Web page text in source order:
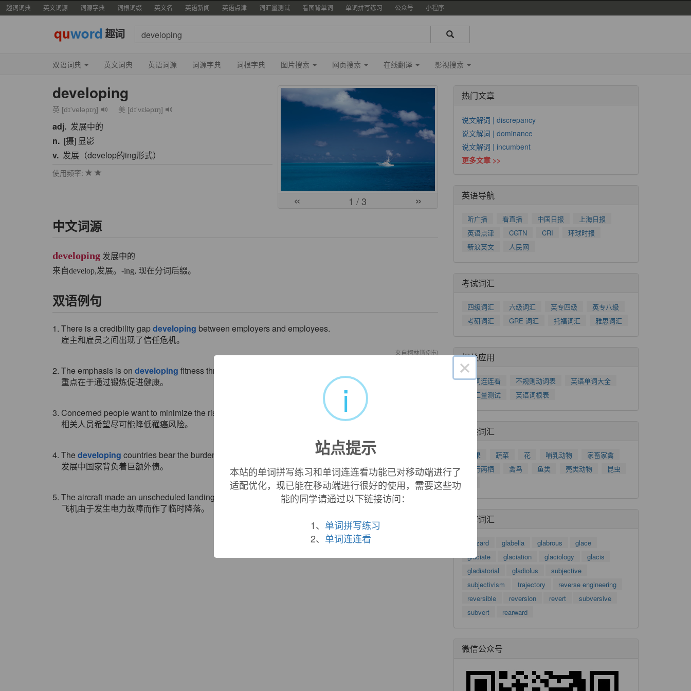
趣词词典 英文词源 词源字典 词根词缀 英文名 英语新闻 英语点津 词汇量测试 看图背单词 单词拼写练习 公众号 小程序
双语词典 英文词典 英语词源 词源字典 词根字典 图片搜索 网页搜索 在线翻译 影视搜索
developing
英 [dɪ'veləpɪŋ] 美 [dɪ'vɛləpɪŋ]
adj. 发展中的
n. [摄] 显影
v. 发展（develop的ing形式）
使用频率:
« 1 / 3 »
中文词源
developing 发展中的
来自develop,发展。-ing, 现在分词后缀。
双语例句
1. There is a credibility gapdeveloping between employers and employees.
雇主和雇员之间出现了信任危机。
来自柯林斯例句
2. The emphasis is on developing fitness through exercises and training.
重点在于通过锻炼促进健康。
3. Concerned people want to minimize the risk of
相关人员希望尽可能降低罹癌风险。
4. The developing countries bear the burden of an enormous external debt.
发展中国家背负着巨额外债。
来自柯林斯例句
5. The aircraft made an unscheduled landing after
an electrical fault.
飞机由于发生电力故障而作了临时降落。
热门文章
说文解词 | discrepancy
说文解词 | dominance
说文解词 | incumbent
更多文章 >>
英语导航
听广播 看直播 中国日报
上海日报
英语点津
CGTN CRI
环球时报
新浪英文
人民网
考试词汇
四级词汇 六级词汇 英专四级
英专八级
考研词汇
GRE 词汇 托福词汇 雅思词汇
相关应用
单词连连看 不规则动词表
英语单词大全
词汇量测试
英语词根表
分类词汇
水果 蔬菜 花 哺乳动物
家畜家禽
爬行两栖
禽鸟 鱼类 壳类动物
昆虫
推荐词汇
gizzard glabella glabrous
glace
glaciate
glaciation glaciology
glacis
gladiatorial
gladiolus
subjective
subjectivism
trajectory
reverse engineering
reversible
reversion revert
subversive
subvert
rearward
微信公众号
×
i
站点提示
本站的单词拼写练习和单词连连看功能已对移动端进行了
适配优化，现已能在移动端进行很好的使用，需要这些功
能的同学请通过以下链接访问：
1、 单词拼写练习
2、 单词连连看